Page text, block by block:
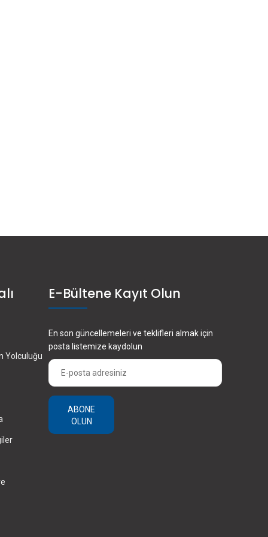
Yolculuğu
E-Bültene Kayıt Olun
En son güncellemeleri ve teklifleri almak için
posta listemize kaydolun
ABONE
OLUN